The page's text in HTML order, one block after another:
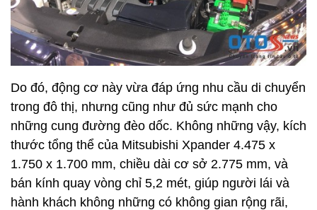
Do đó, động cơ này vừa đáp ứng nhu cầu di chuyển
trong đô thị, nhưng cũng như đủ sức mạnh cho
những cung đường đèo dốc. Không những vậy, kích
thước tổng thể của Mitsubishi Xpander 4.475 x
1.750 x 1.700 mm, chiều dài cơ sở 2.775 mm, và
bán kính quay vòng chỉ 5,2 mét, giúp người lái và
hành khách không những có không gian rộng rãi,